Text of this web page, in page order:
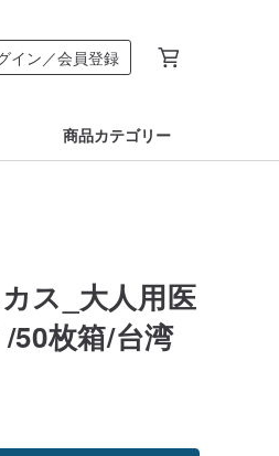
イン／会員登録
商品カテゴリー
ス_大人用医
50枚箱/台湾